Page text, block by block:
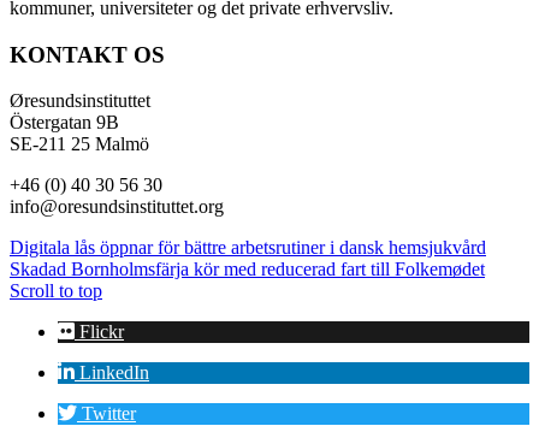
kommuner, universiteter og det private erhvervsliv.
KONTAKT OS
Øresundsinstituttet
Östergatan 9B
SE-211 25 Malmö
+46 (0) 40 30 56 30
info@oresundsinstituttet.org
Digitala lås öppnar för bättre arbetsrutiner i dansk hemsjukvård
Skadad Bornholmsfärja kör med reducerad fart till Folkemødet
Scroll to top
Flickr
LinkedIn
Twitter